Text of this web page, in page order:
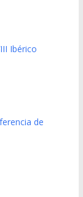
Ibérico
de